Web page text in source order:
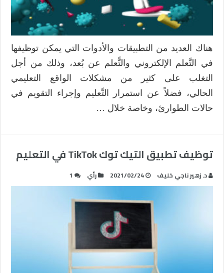
هناك العديد من التطبيقات والأدوات التي يمكن توظيفها
في التَّعلم الإلكتروني والتًّعلم عن بُعد، وذلك من أجل
التغلب على كثير من مشكلات الواقع التعليمي
الحالي، فضلاً عن استمرار التَّعليم وإجراء التقويم في
حالات الطوارئ، وخاصة خلال …
توظيف تطبيق التيك توك TikTok في التعليم
د. زهير ناجي خليف 2021/02/24 رأي 1